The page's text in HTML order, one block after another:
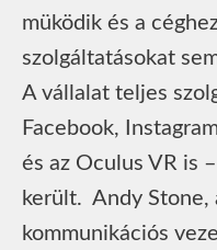
müködik és a
szolgáltatásokat
A vállalat teljes
Facebook,
és az Oculus VR is
került. Andy Stone,
kommunikációs